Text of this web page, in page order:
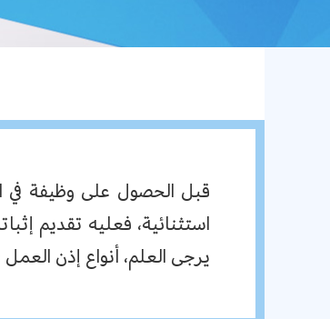
قبل الحصول على وظيفة في
استثنائية، فعليه تقديم
يرجى العلم، أنواع إذن